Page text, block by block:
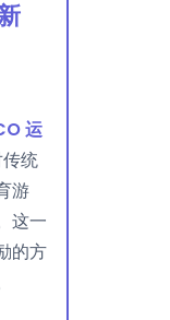
运
统
游
这一
的方